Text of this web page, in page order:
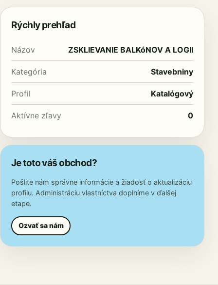
Rýchly prehľad
Názov ZSKLIEVANIE BALKóNOV A LOGII
Kategória Stavebniny
Profil Katalógový
Aktívne zľavy 0
Je toto váš obchod?
Pošlite nám správne informácie a žiadosť o aktualizáciu
profilu. Administráciu vlastníctva doplníme v ďalšej
etape.
Ozvať sa nám